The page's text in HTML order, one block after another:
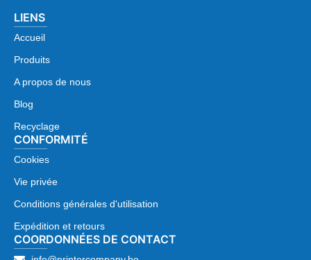
LIENS
Accueil
Produits
A propos de nous
Blog
Recyclage
CONFORMITÉ
Cookies
Vie privée
Conditions générales d'utilisation
Expédition et retours
COORDONNÉES DE CONTACT